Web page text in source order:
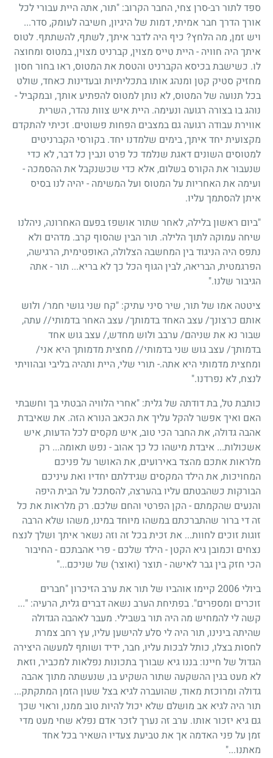
ספד לתור רב-סרן צחי, החבר הקרוב: "תור, אתה היית עבורי לכל
אורך הדרך חבר אמיתי, דמות של היגיון, חשיבה לעומק, סדר...
ויש זמן, מה הלחץ? כיף היה לדבר איתך, לשתף, להשתתף. לטוס
איתך היה חוויה - היית טייס מצוין, קברניט מצוין, במטוס ומחוצה
לו. כשישבת בכיסא הקברניט והטסת את המטוס, ראו בחור חסון
מחזיק סטיק קטן ומנהג אותו בתכליתיות ובעדינות כאחד, שולט
בכל תנועה של המטוס, לא נותן למטוס להפתיע אותך, ובמקביל -
נוהג בו בצורה רגועה ונעימה. היית איש צוות נהדר, השרית
אווירת עבודה רגועה גם במצבים הפחות פשוטים. זכיתי להתקדם
מקצועית יחד איתך, בימים שלמדנו יחד. בקורסי הקברניטים
למטוסים השונים דאגת שנלמד כל פרט ונבין כל דבר, לא כדי
שנעבור את הקורס בשלום, אלא כדי שכשנקבל את ההסמכה -
ועימה את האחריות על המטוס ועל המשימה - יהיה לנו בסיס
איתן להסתמך עליו.
"ביום ראשון בלילה, לאחר שתור אושפז בפעם האחרונה, ניהלנו
שיחה עמוקה לתוך הלילה. תור הבין שהסוף קרב. מדהים ולא
נתפס היה הניגוד בין המחשבה הצלולה, האופטימית, הרגישה,
הפרגמטית, הבריאה, לבין הגוף הכל כך לא בריא... תור - אתה
הגיבור שלנו."
ציטטה אמו של תור, שיר סיני עתיק: "קח שני גושי חמר/ ולוש
אותם כרצונך/ עצב האחד בדמותך/ עצב האחר בדמותי// עתה,
שבור נא את שניהם/ ערבב ולוש מחדש,/ עצב גוש אחד
בדמותך/ עצב גוש שני בדמותי// מחצית מדמותך היא אני/
ומחצית מדמותי היא אתה.- תורי שלי, היית ותהיה בליבי ובהוויתי
לנצח, לא נפרדנו."
כותבת טל, בת דודתה של גלית: "אחרי הלוויה הבטתי בך וחשבתי
האם ואיך אפשר להקל עליך את הכאב הנורא הזה. את שאיבדת
אהבה גדולה, את החבר הכי טוב, איש מקסים לכל הדעות, איש
אשכולות... איבדת מישהו כל כך אהוב - נפש תאומה... רק
מלראות אתכם מהצד באירועים, את האושר על פניכם
המחויכות, את הילד המקסים שגידלתם יחדיו ואת עיניכם
הבורקות כשהבטתם עליו בהערצה, להסתכל על הבית היפה
והנעים שהקמתם - הקן הפרטי והחם שלכם. רק מלראות את כל
זה די ברור שהתברכתם במשהו מיוחד במינו, משהו שלא הרבה
זוגות זוכים לחוות... את זכית בכל זה וזה נשאר איתך ושלך לנצח
נצחים וכמובן גיא הקטן - הילד שלכם - פרי אהבתכם - החיבור
הכי חזק בין גבר לאישה - תוצר (ואוצר) של שניכם..."
ביולי 2006 קיימו אוהביו של תור את ערב הזיכרון "חברים
זוכרים ומספרים". בפתיחת הערב נשאה דברים גלית, הרעיה: "...
קשה לי להמחיש מה היה תור בשבילי. מעבר לאהבה הגדולה
שהיתה בינינו, תור היה לי סלע להישען עליו, עץ רחב צמרת
לחסות בצלו, כותל לבכות עליו, חבר, ידיד ושותף למעשה היצירה
הגדול של חיינו: בננו גיא שבורך בתכונות נפלאות למכביר, וזאת
לא מעט בגין ההשקעה שתור השקיע בו, שנעשתה מתוך אהבה
גדולה ומרוכזת מאוד, שהועברה לגיא בצל שעון הזמן המתקתק...
תור היה לגיא אב מושלם שלא יכול להיות טוב ממנו, וראוי שכך
גם גיא יזכור אותו. ערב זה נערך לזכר אדם נפלא שחי מעט מדי
זמן על פני האדמה אך את טביעת צעדיו השאיר בכל אחד
מאתנו..."